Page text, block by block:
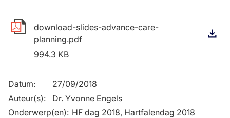
download-slides-advance-care-
planning.pdf
994.3 KB
Datum:
27/09/2018
Auteur(s):
Dr. Yvonne Engels
Onderwerp(en): HF dag 2018, Hartfalendag 2018